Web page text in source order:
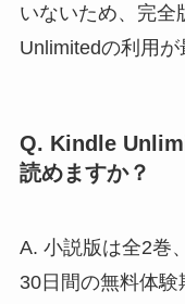
いないため、完全
Unlimitedの利用が
Q. Kindle
読めますか？
A. 小説版は全2巻
30日間の無料体